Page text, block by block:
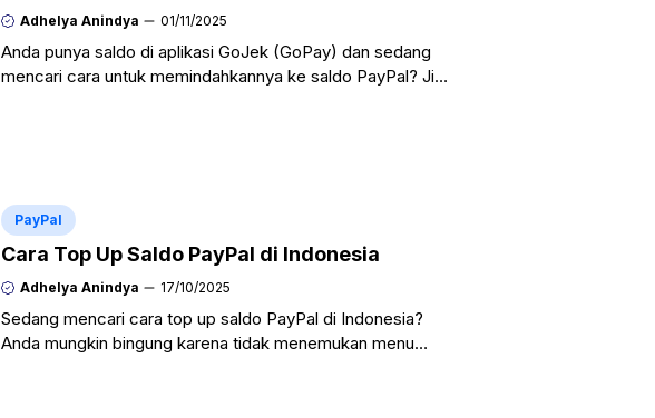
Adhelya Anindya 01/11/2025
Anda punya saldo di aplikasi GoJek (GoPay) dan sedang
mencari cara untuk memindahkannya ke saldo PayPal? Jika
PayPal
Cara Top Up Saldo PayPal di Indonesia
Adhelya Anindya 17/10/2025
Sedang mencari cara top up saldo PayPal di Indonesia?
Anda mungkin bingung karena tidak menemukan menu